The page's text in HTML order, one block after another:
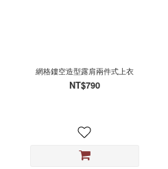
網格鏤空造型露肩兩件式上衣
NT$790